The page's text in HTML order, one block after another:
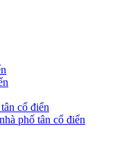
cổ điển
phố tân cổ điển